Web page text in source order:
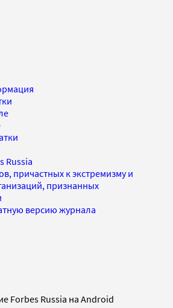
Russia
причастных к экстремизму и
признанных
версию журнала
Forbes Russia на Android